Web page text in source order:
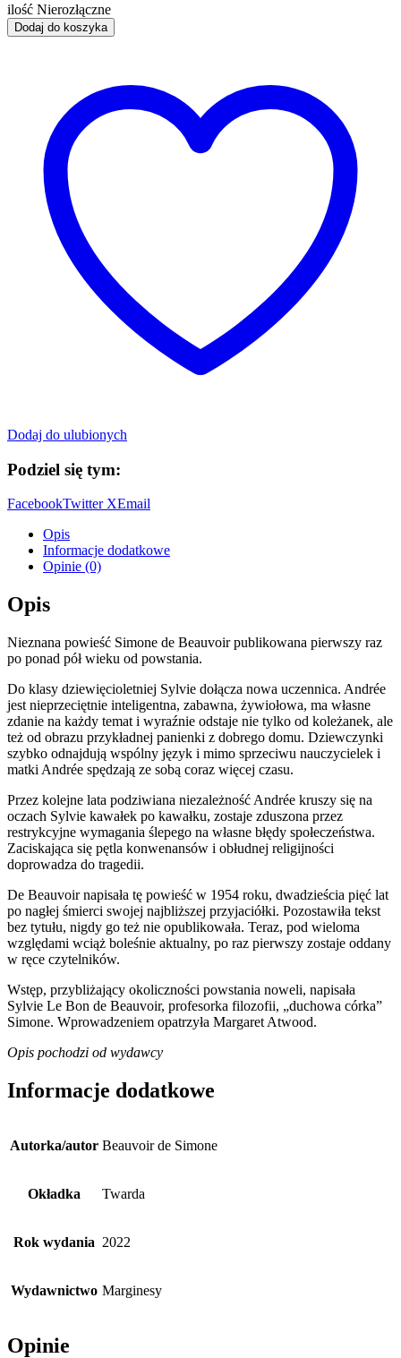
ilość Nierozłączne
Dodaj do koszyka
Dodaj do ulubionych
Podziel się tym:
FacebookTwitter XEmail
Opis
Informacje dodatkowe
Opinie (0)
Opis
Nieznana powieść Simone de Beauvoir publikowana pierwszy raz
po ponad pół wieku od powstania.
Do klasy dziewięcioletniej Sylvie dołącza nowa uczennica. Andrée
jest nieprzeciętnie inteligentna, zabawna, żywiołowa, ma własne
zdanie na każdy temat i wyraźnie odstaje nie tylko od koleżanek, ale
też od obrazu przykładnej panienki z dobrego domu. Dziewczynki
szybko odnajdują wspólny język i mimo sprzeciwu nauczycielek i
matki Andrée spędzają ze sobą coraz więcej czasu.
Przez kolejne lata podziwiana niezależność Andrée kruszy się na
oczach Sylvie kawałek po kawałku, zostaje zduszona przez
restrykcyjne wymagania ślepego na własne błędy społeczeństwa.
Zaciskająca się pętla konwenansów i obłudnej religijności
doprowadza do tragedii.
De Beauvoir napisała tę powieść w 1954 roku, dwadzieścia pięć lat
po nagłej śmierci swojej najbliższej przyjaciółki. Pozostawiła tekst
bez tytułu, nigdy go też nie opublikowała. Teraz, pod wieloma
względami wciąż boleśnie aktualny, po raz pierwszy zostaje oddany
w ręce czytelników.
Wstęp, przybliżający okoliczności powstania noweli, napisała
Sylvie Le Bon de Beauvoir, profesorka filozofii, „duchowa córka”
Simone. Wprowadzeniem opatrzyła Margaret Atwood.
Opis pochodzi od wydawcy
Informacje dodatkowe
Autorka/autor Beauvoir de Simone
Okładka Twarda
Rok wydania 2022
Wydawnictwo Marginesy
Opinie